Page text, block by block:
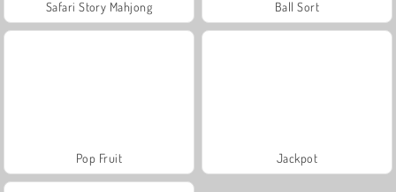
Safari Story Mahjong Ball Sort
Pop Fruit Jackpot